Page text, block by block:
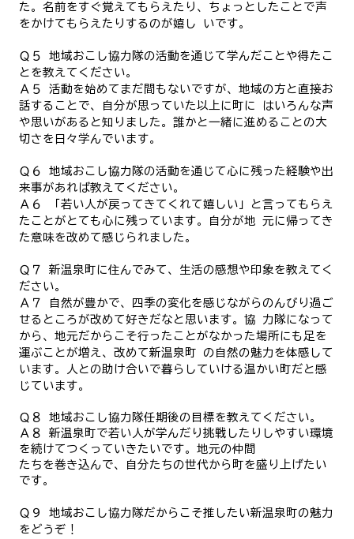
た。名前をすぐ覚えてもらえたり、ちょっとしたことで声
をかけてもらえたりするのが嬉し いです。
Ｑ５ 地域おこし協力隊の活動を通じて学んだことや得たこ
とを教えてください。
Ａ５ 活動を始めてまだ間もないですが、地域の方と直接お
話することで、自分が思っていた以上に町に はいろんな声
や思いがあると知りました。誰かと一緒に進めることの大
切さを日々学んでいます。
Ｑ６ 地域おこし協力隊の活動を通じて心に残った経験や出
来事があれば教えてください。
Ａ６ 「若い人が戻ってきてくれて嬉しい」と言ってもらえ
たことがとても心に残っています。自分が地 元に帰ってき
た意味を改めて感じられました。
Ｑ７ 新温泉町に住んでみて、生活の感想や印象を教えてく
ださい。
Ａ７ 自然が豊かで、四季の変化を感じながらのんびり過ご
せるところが改めて好きだなと思います。協 力隊になって
から、地元だからこそ行ったことがなかった場所にも足を
運ぶことが増え、改めて新温泉町 の自然の魅力を体感して
います。人との助け合いで暮らしていける温かい町だと感
じています。
Ｑ８ 地域おこし協力隊任期後の目標を教えてください。
Ａ８ 新温泉町で若い人が学んだり挑戦したりしやすい環境
を続けてつくっていきたいです。地元の仲間
たちを巻き込んで、自分たちの世代から町を盛り上げたい
です。
Ｑ９ 地域おこし協力隊だからこそ推したい新温泉町の魅力
をどうぞ！